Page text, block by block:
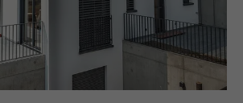
bscookie
LinkedIn